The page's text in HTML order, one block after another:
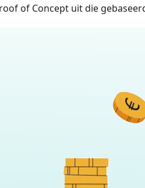
of Concept uit die